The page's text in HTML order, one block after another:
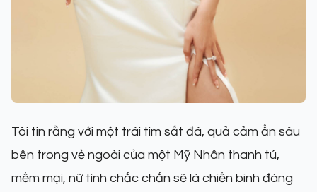
Tôi tin rằng với một trái tim sắt đá, quả cảm ẩn sâu
bên trong vẻ ngoài của một Mỹ Nhân thanh tú,
mềm mại, nữ tính chắc chắn sẽ là chiến binh đáng